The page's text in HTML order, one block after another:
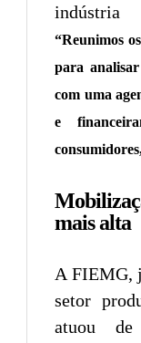
indústria
“Reunimos
para
com uma
e
mais alta
A FIEMG,
setor
atuou de